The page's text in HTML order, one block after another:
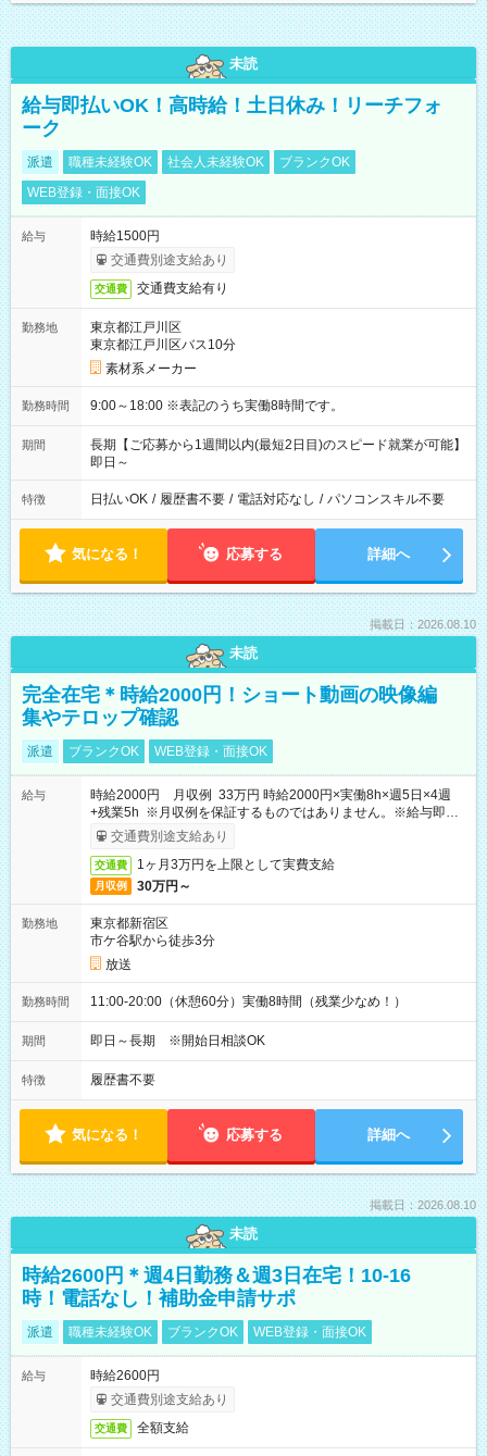
未読
給与即払いOK！高時給！土日休み！リーチフォ
ーク
派遣 職種未経験OK 社会人未経験OK
ブランクOK
WEB登録・面接OK
給与
時給1500円
交通費別途支給あり
交通費 交通費支給有り
勤務地
東京都江戸川区
東京都江戸川区バス10分
素材系メーカー
勤務時間 9:00～18:00 ※表記のうち実働8時間です。
期間
長期【ご応募から1週間以内(最短2日目)のスピード就業が可能】
即日～
特徴 日払いOK / 履歴書不要 / 電話対応なし / パソコンスキル不要
気になる！ 応募する 詳細へ
掲載日：2026.08.10
未読
完全在宅＊時給2000円！ショート動画の映像編
集やテロップ確認
派遣 ブランクOK WEB登録・面接OK
給与
時給2000円 月収例 33万円 時給2000円×実働8h×週5日×4週
+残業5h ※月収例を保証するものではありません。※給与即受
取りサービス利用可（利用条件有）
交通費別途支給あり
交通費 1ヶ月3万円を上限として実費支給
月収例 30万円～
勤務地
東京都新宿区
市ケ谷駅から徒歩3分
放送
勤務時間 11:00-20:00（休憩60分）実働8時間（残業少なめ！）
期間 即日～長期 ※開始日相談OK
特徴 履歴書不要
気になる！ 応募する 詳細へ
掲載日：2026.08.10
未読
時給2600円＊週4日勤務＆週3日在宅！10-16
時！電話なし！補助金申請サポ
派遣 職種未経験OK ブランクOK WEB登録・面接OK
給与
時給2600円
交通費別途支給あり
交通費 全額支給